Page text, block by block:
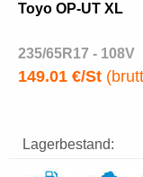
Toyo OP-UT XL
235/65R17 - 108V
149.01 €/St
Lagerbestand: